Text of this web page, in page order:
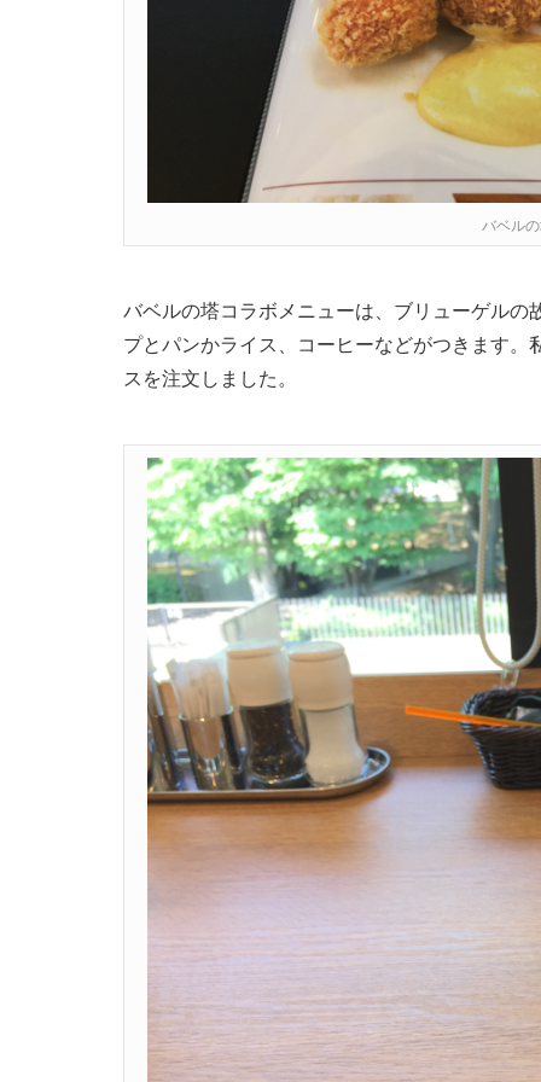
バベル
バベルの塔コラボメニューは、ブリューゲル
プとパンかライス、コーヒーなどがつきます
スを注文しました。